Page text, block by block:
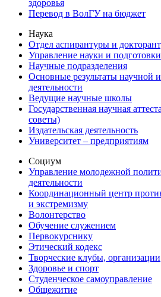
здоровья
Перевод в ВолГУ на бюджет
Наука
Отдел аспирантуры и
Управление науки и
Научные подразделения
Основные результаты научной
деятельности
Ведущие научные школы
Государственная научная
советы)
Издательская деятельность
Университет – предприятиям
Социум
Управление молодежной
деятельности
Координационный центр
и экстремизму
Волонтерство
Обучение служением
Первокурснику
Этический кодекс
Творческие клубы, организации
Здоровье и спорт
Студенческое самоуправление
Общежитие